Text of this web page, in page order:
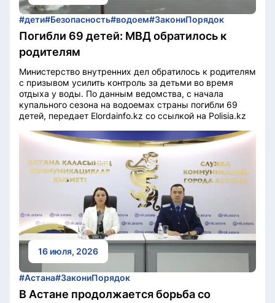
#дети#Безопасность#водоем#ЗакониПорядок
Погибли 69 детей: МВД обратилось к
родителям
Министерство внутренних дел обратилось к родителям
с призывом усилить контроль за детьми во время
отдыха у воды. По данным ведомства, с начала
купального сезона на водоемах страны погибли 69
детей, передает Elordainfo.kz со ссылкой на Polisia.kz
16 июля, 2026
#Астана#ЗакониПорядок
В Астане продолжается борьба со